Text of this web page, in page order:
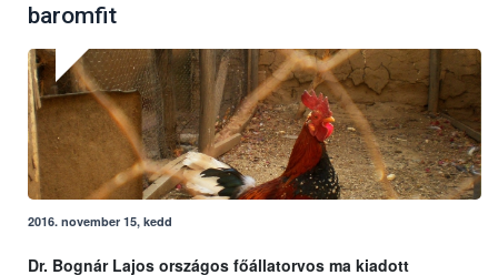
baromfit
2016. november 15, kedd
Dr. Bognár Lajos országos főállatorvos ma kiadott